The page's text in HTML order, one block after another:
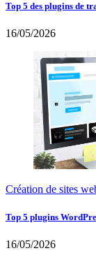
Top 5 des plugins de
16/05/2026
Création de sites
Top 5 plugins
16/05/2026